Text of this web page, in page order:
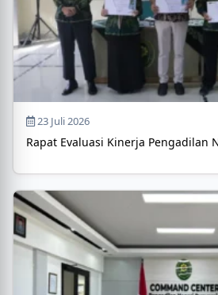
23 Juli 2026
Rapat Evaluasi Kinerja Pengadilan